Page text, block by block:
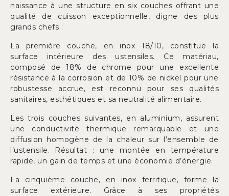
naissance à une structure en six couches offrant une
qualité de cuisson exceptionnelle, digne des plus
grands chefs :
La première couche, en inox 18/10, constitue la
surface intérieure des ustensiles. Ce matériau,
composé de 18% de chrome pour une excellente
résistance à la corrosion et de 10% de nickel pour une
robustesse accrue, est reconnu pour ses qualités
sanitaires, esthétiques et sa neutralité alimentaire.
Les trois couches suivantes, en aluminium, assurent
une conductivité thermique remarquable et une
diffusion homogène de la chaleur sur l’ensemble de
l’ustensile. Résultat : une montée en température
rapide, un gain de temps et une économie d’énergie.
La cinquième couche, en inox ferritique, forme la
surface extérieure. Grâce à ses propriétés